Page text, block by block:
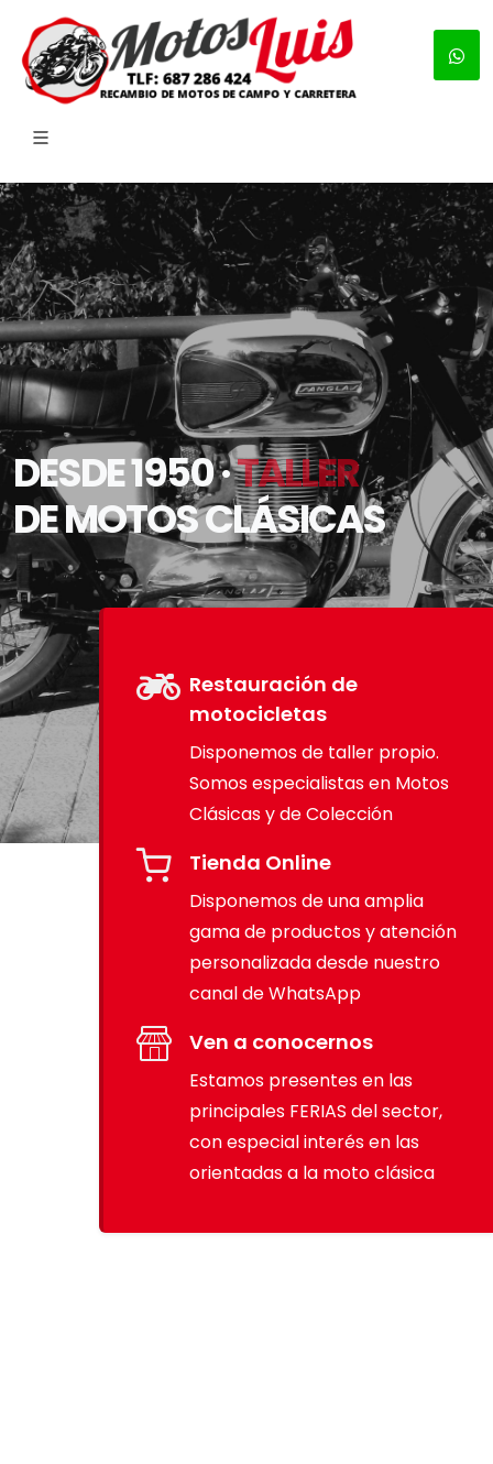
DESDE 1950 ·TALLER
DE MOTOS CLÁSICAS
Restauración de
motocicletas
Disponemos de taller propio.
Somos especialistas en Motos
Clásicas y de Colección
Tienda Online
Disponemos de una amplia
gama de productos y atención
personalizada desde nuestro
canal de WhatsApp
Ven a conocernos
Estamos presentes en las
principales FERIAS del sector,
con especial interés en las
orientadas a la moto clásica